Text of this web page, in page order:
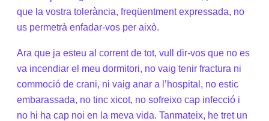
que la vostra tolerància, freqüentment expressada, no
us permetrà enfadar-vos per això.
Ara que ja esteu al corrent de tot, vull dir-vos que no es
va incendiar el meu dormitori, no vaig tenir fractura ni
commoció de crani, ni vaig anar a l’hospital, no estic
embarassada, no tinc xicot, no sofreixo cap infecció i
no hi ha cap noi en la meva vida. Tanmateix, he tret un